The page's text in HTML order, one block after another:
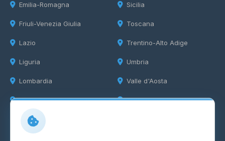
Emilia-Romagna
Friuli-Venezia Giulia
Lazio
Liguria
Lombardia
Marche
Sicilia
Toscana
Trentino-Alto Adige
Umbria
Valle d'Aosta
Veneto
Info